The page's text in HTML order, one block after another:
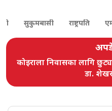
सुकुमबासी राष्ट्रपति एमाले
कोइराला निवासका लागि
डा.